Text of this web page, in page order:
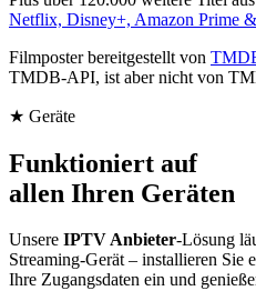
Netflix, Disney+, Amazon Prime
Filmposter bereitgestellt von
TMDB-API, ist aber nicht von
★ Geräte
Funktioniert auf
allen Ihren Geräten
Unsere IPTV Anbieter-Lösung
Streaming-Gerät – installieren Sie
Ihre Zugangsdaten ein und